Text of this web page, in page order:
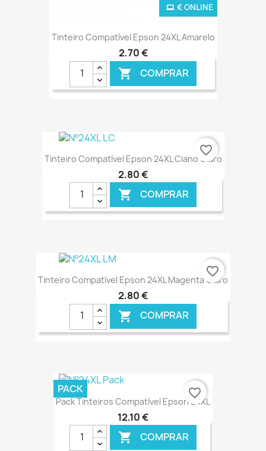
Tinteiro Compatível Epson 24XL Amarelo
2,70 €
 COMPRAR
€ ONLINE
Tinteiro Compatível Epson 24XL Ciano Claro
2,80 €
 COMPRAR
€ ONLINE
favorite_border
Tinteiro Compatível Epson 24XL Magenta Claro
2,80 €
 COMPRAR
€ ONLINE
favorite_border
Pack Tinteiros Compatível Epson 24XL
12,10 €
 COMPRAR
PACK favorite_border